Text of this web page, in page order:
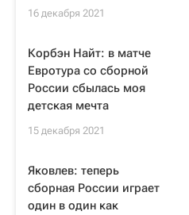
16 декабря 2021
Корбэн Найт: в матче
Евротура со сборной
России сбылась моя
детская мечта
15 декабря 2021
Яковлев: теперь
сборная России играет
один в один как